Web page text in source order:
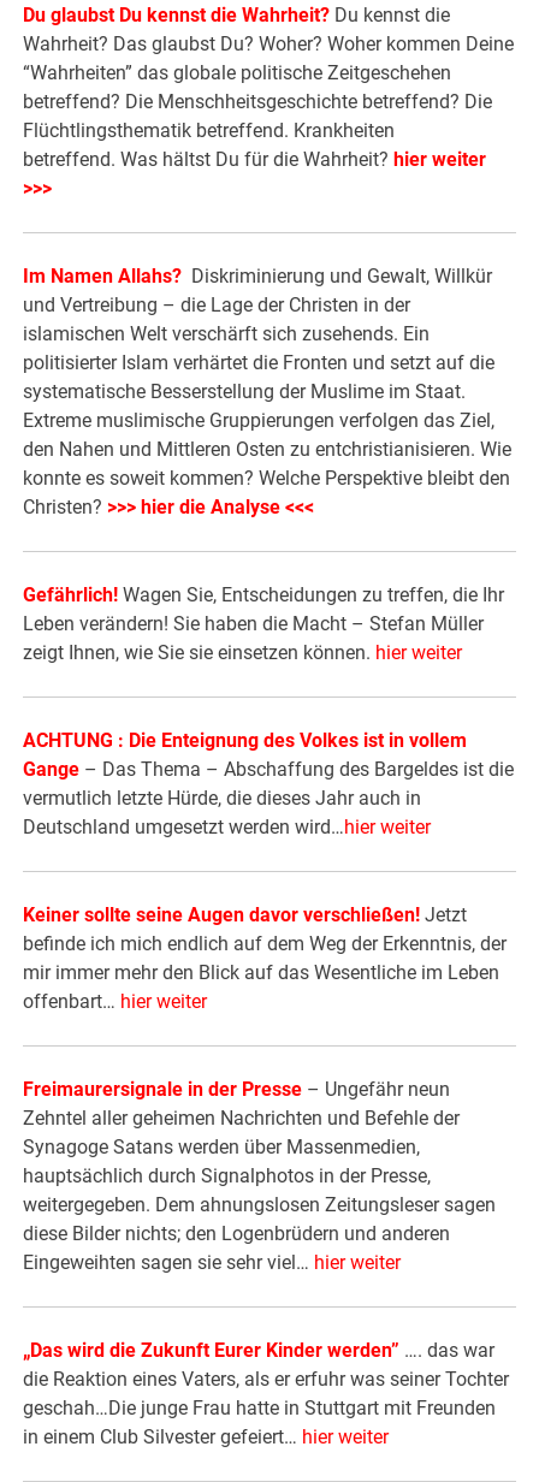
Du glaubst Du kennst die Wahrheit? Du kennst die
Wahrheit? Das glaubst Du? Woher? Woher kommen Deine
“Wahrheiten” das globale politische Zeitgeschehen
betreffend? Die Menschheitsgeschichte betreffend? Die
Flüchtlingsthematik betreffend. Krankheiten
betreffend. Was hältst Du für die Wahrheit? hier weiter
>>>
Im Namen Allahs? Diskriminierung und Gewalt, Willkür
und Vertreibung – die Lage der Christen in der
islamischen Welt verschärft sich zusehends. Ein
politisierter Islam verhärtet die Fronten und setzt auf die
systematische Besserstellung der Muslime im Staat.
Extreme muslimische Gruppierungen verfolgen das Ziel,
den Nahen und Mittleren Osten zu entchristianisieren. Wie
konnte es soweit kommen? Welche Perspektive bleibt den
Christen? >>> hier die Analyse <<<
Gefährlich! Wagen Sie, Entscheidungen zu treffen, die Ihr
Leben verändern! Sie haben die Macht – Stefan Müller
zeigt Ihnen, wie Sie sie einsetzen können. hier weiter
ACHTUNG : Die Enteignung des Volkes ist in vollem
Gange – Das Thema – Abschaffung des Bargeldes ist die
vermutlich letzte Hürde, die dieses Jahr auch in
Deutschland umgesetzt werden wird…hier weiter
Keiner sollte seine Augen davor verschließen! Jetzt
befinde ich mich endlich auf dem Weg der Erkenntnis, der
mir immer mehr den Blick auf das Wesentliche im Leben
offenbart… hier weiter
Freimaurersignale in der Presse – Ungefähr neun
Zehntel aller geheimen Nachrichten und Befehle der
Synagoge Satans werden über Massenmedien,
hauptsächlich durch Signalphotos in der Presse,
weitergegeben. Dem ahnungslosen Zeitungsleser sagen
diese Bilder nichts; den Logenbrüdern und anderen
Eingeweihten sagen sie sehr viel… hier weiter
„Das wird die Zukunft Eurer Kinder werden” …. das war
die Reaktion eines Vaters, als er erfuhr was seiner Tochter
geschah…Die junge Frau hatte in Stuttgart mit Freunden
in einem Club Silvester gefeiert… hier weiter